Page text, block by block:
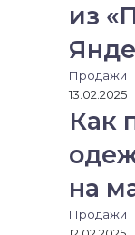
из
Продажи
13.02.2025
Как
на
Продажи